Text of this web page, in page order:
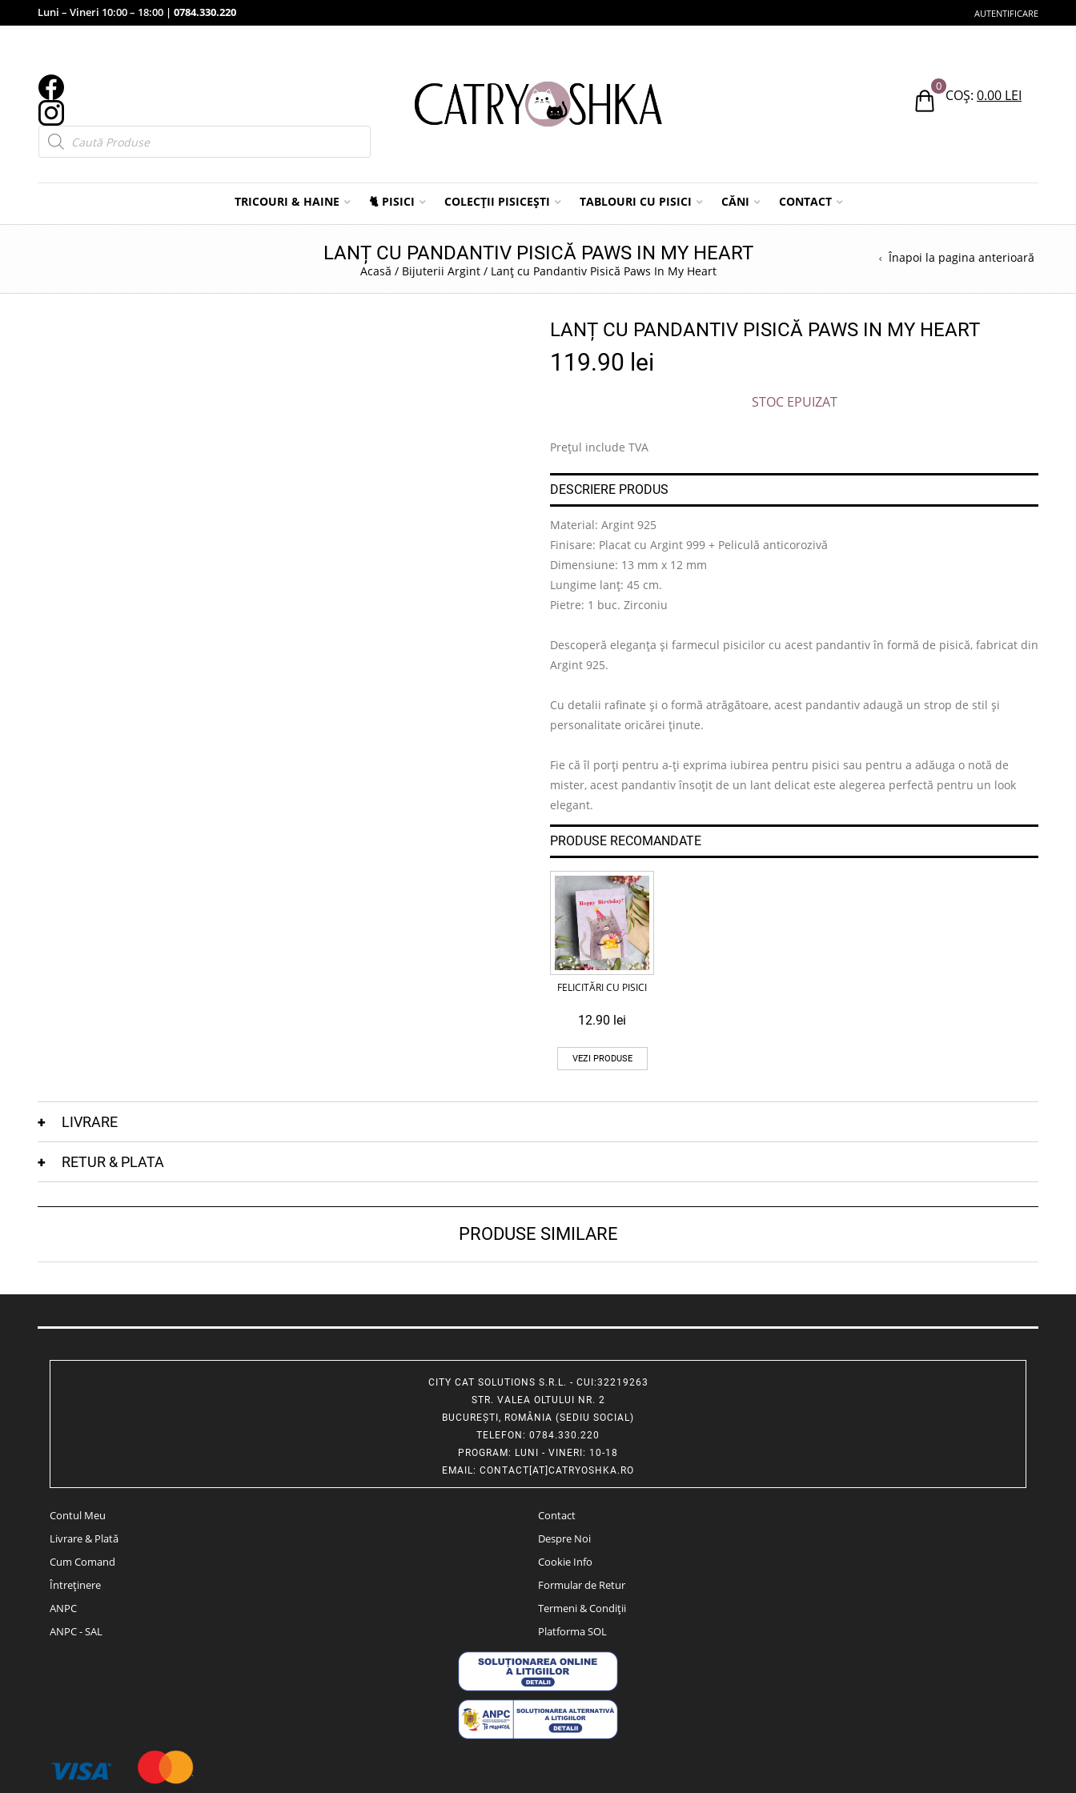
Luni – Vineri 10:00 – 18:00 | 0784.330.220 AUTENTIFICARE
Products
search
0
COȘ: 0.00 LEI
TRICOURI & HAINE 🐈 PISICI COLECȚII PISICEȘTI TABLOURI CU PISICI CĂNI CONTACT
LANȚ CU PANDANTIV PISICĂ PAWS IN MY HEART
Acasă / Bijuterii Argint/ Lanț cu Pandantiv Pisică Paws In My Heart
Înapoi la pagina anterioară
LANȚ CU PANDANTIV PISICĂ PAWS IN MY HEART
119.90 lei
STOC EPUIZAT
Prețul include TVA
DESCRIERE PRODUS
Material: Argint 925
Finisare: Placat cu Argint 999 + Peliculă anticorozivă
Dimensiune: 13 mm x 12 mm
Lungime lanț: 45 cm.
Pietre: 1 buc. Zirconiu
Descoperă eleganța și farmecul pisicilor cu acest pandantiv în formă de pisică, fabricat din
Argint 925.
Cu detalii rafinate și o formă atrăgătoare, acest pandantiv adaugă un strop de stil și
personalitate oricărei ținute.
Fie că îl porți pentru a-ți exprima iubirea pentru pisici sau pentru a adăuga o notă de
mister, acest pandantiv însoțit de un lant delicat este alegerea perfectă pentru un look
elegant.
PRODUSE RECOMANDATE
FELICITĂRI CU PISICI
12.90 lei
VEZI PRODUSE
LIVRARE
RETUR & PLATA
PRODUSE SIMILARE
CITY CAT SOLUTIONS S.R.L. - CUI:32219263
STR. VALEA OLTULUI NR. 2
BUCUREȘTI, ROMÂNIA (SEDIU SOCIAL)
TELEFON : 0784.330.220
PROGRAM: LUNI - VINERI: 10-18
EMAIL: CONTACT[AT]CATRYOSHKA.RO
Contul Meu
Livrare & Plată
Cum Comand
Întreținere
ANPC
ANPC - SAL
Contact
Despre Noi
Cookie Info
Formular de Retur
Termeni & Condiții
Platforma SOL